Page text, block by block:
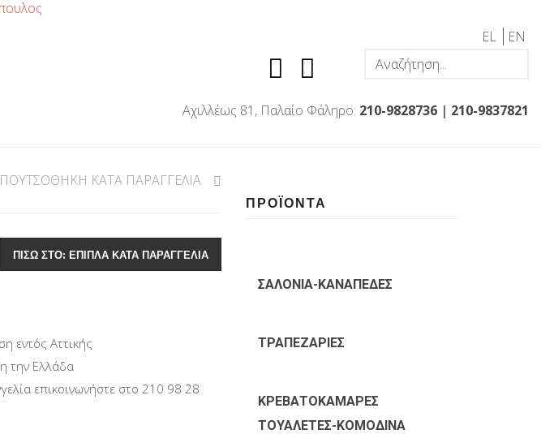
EL EN
Αχιλλέως 81, Παλαίο Φάληρο: 210-9828736 | 210-9837821
ΚΑΤΑ ΠΑΡΑΓΓΕΛΙΑ
ΠΊΣΩ ΣΤΟ: ΕΠΙΠΛΑ ΚΑΤΑ ΠΑΡΑΓΓΕΛΙΑ
εντός Αττικής
την Ελλάδα
επικοινωνήστε στο 210 98 28
ΠΡΟΪΟΝΤΑ
ΣΑΛΟΝΙΑ-ΚΑΝΑΠΕΔΕΣ
ΤΡΑΠΕΖΑΡΙΕΣ
ΚΡΕΒΑΤΟΚΑΜΑΡΕΣ
ΤΟΥΑΛΕΤΕΣ-ΚΟΜΟΔΙΝΑ